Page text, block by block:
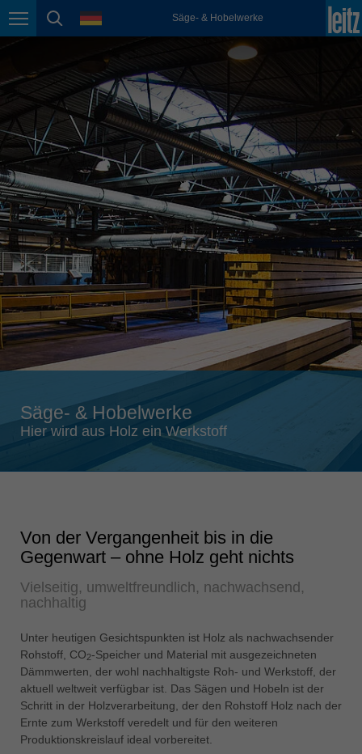
Seitennavigation
Seitensuche
Sprache Säge- & Hobelwerke
México
Nederland
nederlands
Österreich
deutsch
Polska
polski
Portugal
português
România
Română
Schweiz
deutsch
Slovenija
slovenski
Suomi
english
türkçe
english
Việt Nam
tiếng việt
中国
中文
Säge- & Hobelwerke
Hier wird aus Holz ein Werkstoff
Von der Vergangenheit bis in die
Gegenwart – ohne Holz geht nichts
Vielseitig, umweltfreundlich, nachwachsend,
nachhaltig
Unter heutigen Gesichtspunkten ist Holz als nachwachsender
Rohstoff, CO2-Speicher und Material mit ausgezeichneten
Dämmwerten, der wohl nachhaltigste Roh- und Werkstoff, der
aktuell weltweit verfügbar ist. Das Sägen und Hobeln ist der
Schritt in der Holzverarbeitung, der den Rohstoff Holz nach der
Ernte zum Werkstoff veredelt und für den weiteren
Produktionskreislauf ideal vorbereitet.